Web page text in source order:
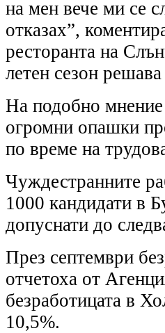
на мен вече ми се
отказах”,
ресторанта на
летен сезон
На подобно мнение
огромни опашки
по време на
Чуждестранните
1000 кандидати в
допуснати до
През септември
отчетоха от
безработицата в
10,5%.